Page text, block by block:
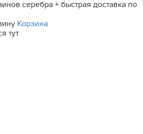
серебра + быстрая доставка по
Корзина
тут